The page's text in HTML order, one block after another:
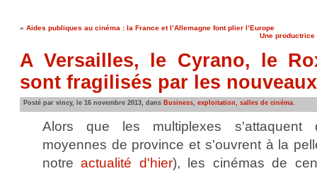
« Aides publiques au cinéma : la France et l’Allemagne font plier l’Europe
Une productrice
A Versailles, le Cyrano, le
sont fragilisés par les
Posté par vincy, le 16 novembre 2013, dans Business, exploitation, salles de cinéma.
Alors que les multiplexes s'attaquent
moyennes de province et s'ouvrent à la
notreactualité d'hier), les cinémas de